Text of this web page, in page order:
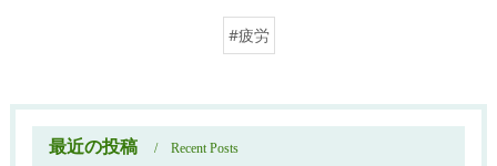
#疲労
最近の投稿 Recent Posts